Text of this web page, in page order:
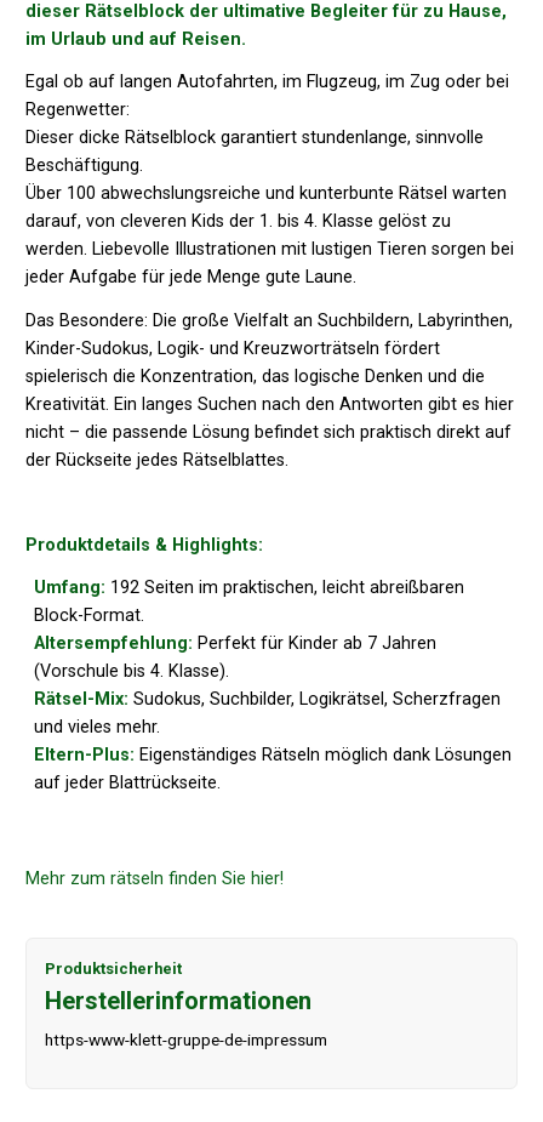
dieser Rätselblock der ultimative Begleiter für zu Hause,
im Urlaub und auf Reisen.
Egal ob auf langen Autofahrten, im Flugzeug, im Zug oder bei
Regenwetter:
Dieser dicke Rätselblock garantiert stundenlange, sinnvolle
Beschäftigung.
Über 100 abwechslungsreiche und kunterbunte Rätsel warten
darauf, von cleveren Kids der 1. bis 4. Klasse gelöst zu
werden. Liebevolle Illustrationen mit lustigen Tieren sorgen bei
jeder Aufgabe für jede Menge gute Laune.
Das Besondere: Die große Vielfalt an Suchbildern, Labyrinthen,
Kinder-Sudokus, Logik- und Kreuzworträtseln fördert
spielerisch die Konzentration, das logische Denken und die
Kreativität. Ein langes Suchen nach den Antworten gibt es hier
nicht – die passende Lösung befindet sich praktisch direkt auf
der Rückseite jedes Rätselblattes.
Produktdetails & Highlights:
Umfang: 192 Seiten im praktischen, leicht abreißbaren
Block-Format.
Altersempfehlung: Perfekt für Kinder ab 7 Jahren
(Vorschule bis 4. Klasse).
Rätsel-Mix: Sudokus, Suchbilder, Logikrätsel, Scherzfragen
und vieles mehr.
Eltern-Plus: Eigenständiges Rätseln möglich dank Lösungen
auf jeder Blattrückseite.
Mehr zum rätseln finden Sie hier!
Produktsicherheit
Herstellerinformationen
https-www-klett-gruppe-de-impressum